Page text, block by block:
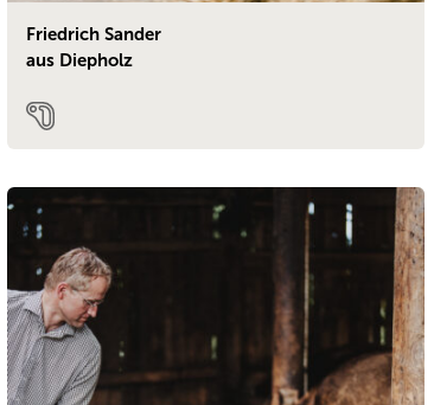
Friedrich Sander
aus Diepholz